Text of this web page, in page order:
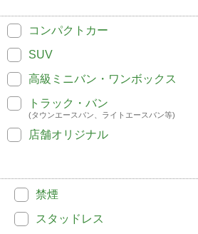
コンパクトカー
SUV
高級ミニバン・ワンボックス
トラック・バン
(タウンエースバン、ライトエースバン等)
店舗オリジナル
禁煙
スタッドレス